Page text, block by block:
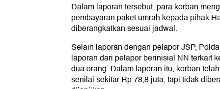
Dalam laporan tersebut, para korban
pembayaran paket umrah kepada pihak
diberangkatkan sesuai jadwal.
Selain laporan dengan pelapor JSP,
laporan dari pelapor berinisial NN terkait
dua orang. Dalam laporan itu, korban
senilai sekitar Rp 78,8 juta, tapi tidak